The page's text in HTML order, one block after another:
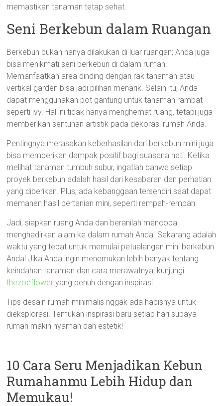
memastikan tanaman tetap sehat.
Seni Berkebun dalam Ruangan
Berkebun bukan hanya dilakukan di luar ruangan; Anda juga
bisa menikmati seni berkebun di dalam rumah.
Memanfaatkan area dinding dengan rak tanaman atau
vertikal garden bisa jadi pilihan menarik. Selain itu, Anda
dapat menggunakan pot gantung untuk tanaman rambat
seperti ivy. Hal ini tidak hanya menghemat ruang, tetapi juga
memberikan sentuhan artistik pada dekorasi rumah Anda.
Pentingnya merasakan keberhasilan dari berkebun mini juga
bisa memberikan dampak positif bagi suasana hati. Ketika
melihat tanaman tumbuh subur, ingatlah bahwa setiap
proyek berkebun adalah hasil dari kesabaran dan perhatian
yang diberikan. Plus, ada kebanggaan tersendiri saat dapat
memanen hasil pertanian mini, seperti rempah-rempah.
Jadi, siapkan ruang Anda dan beranilah mencoba
menghadirkan alam ke dalam rumah Anda. Sekarang adalah
waktu yang tepat untuk memulai petualangan mini berkebun
Anda! Jika Anda ingin menemukan lebih banyak tentang
keindahan tanaman dan cara merawatnya, kunjungi
thezoeflower yang penuh dengan inspirasi.
Tips desain rumah minimalis nggak ada habisnya untuk
dieksplorasi. Temukan inspirasi baru setiap hari supaya
rumah makin nyaman dan estetik!
10 Cara Seru Menjadikan Kebun
Rumahanmu Lebih Hidup dan
Memukau!